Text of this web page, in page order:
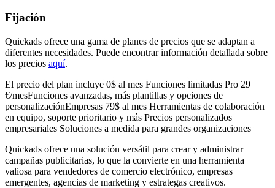
Fijación
Quickads ofrece una gama de planes de precios que se adaptan a
diferentes necesidades. Puede encontrar información detallada sobre
los precios aquí.
El precio del plan incluye 0$ al mes Funciones limitadas Pro 29
€/mesFunciones avanzadas, más plantillas y opciones de
personalizaciónEmpresas 79$ al mes Herramientas de colaboración
en equipo, soporte prioritario y más Precios personalizados
empresariales Soluciones a medida para grandes organizaciones
Quickads ofrece una solución versátil para crear y administrar
campañas publicitarias, lo que la convierte en una herramienta
valiosa para vendedores de comercio electrónico, empresas
emergentes, agencias de marketing y estrategas creativos.